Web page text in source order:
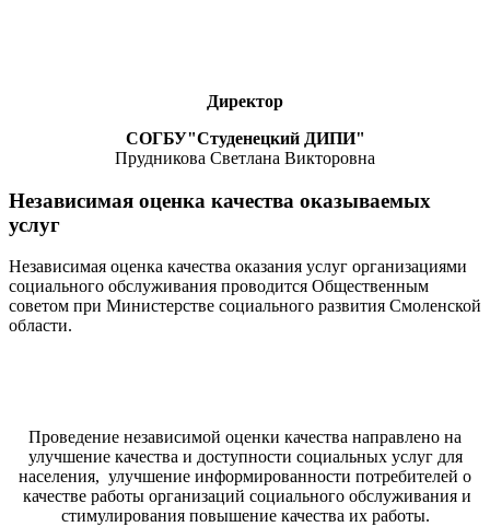
Директор
СОГБУ"Студенецкий ДИПИ"
Прудникова Светлана Викторовна
Независимая оценка качества оказываемых
услуг
Независимая оценка качества оказания услуг организациями
социального обслуживания проводится Общественным
советом при Министерстве социального развития Смоленской
области.
Проведение независимой оценки качества направлено на
улучшение качества и доступности социальных услуг для
населения, улучшение информированности потребителей о
качестве работы организаций социального обслуживания и
стимулирования повышение качества их работы.